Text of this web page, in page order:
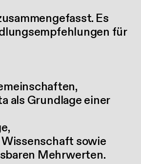
Es
für
als Grundlage einer
sowie
Mehrwerten.